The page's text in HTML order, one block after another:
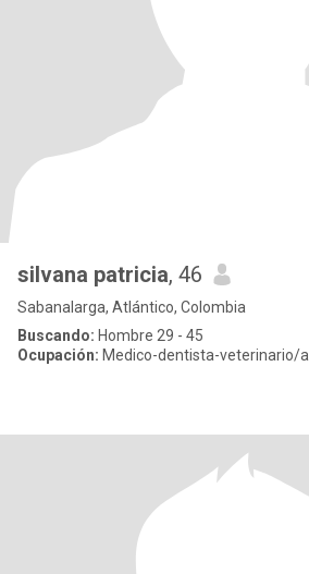
silvana patricia, 46
Sabanalarga, Atlántico, Colombia
Buscando: Hombre 29 - 45
Ocupación: Medico-dentista-veterinario/a